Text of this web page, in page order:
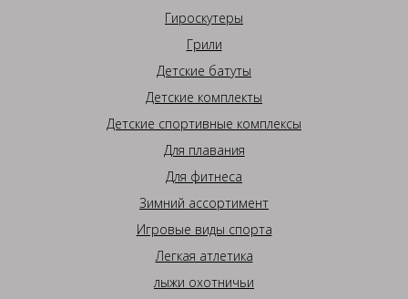
Гироскутеры
Грили
Детские батуты
Детские комплекты
Детские спортивные комплексы
Для плавания
Для фитнеса
Зимний ассортимент
Игровые виды спорта
Легкая атлетика
лыжи охотничьи